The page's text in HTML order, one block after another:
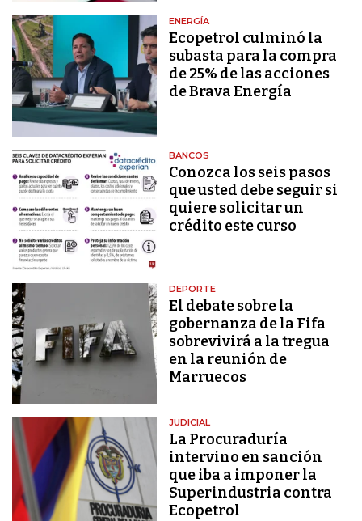
ENERGÍA
Ecopetrol culminó la
subasta para la compra
de 25% de las acciones
de Brava Energía
BANCOS
Conozca los seis pasos
que usted debe seguir si
quiere solicitar un
crédito este curso
DEPORTE
El debate sobre la
gobernanza de la Fifa
sobrevivirá a la tregua
en la reunión de
Marruecos
JUDICIAL
La Procuraduría
intervino en sanción
que iba a imponer la
Superindustria contra
Ecopetrol